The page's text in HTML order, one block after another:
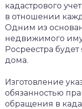
кадастрового
в отношении
Одним из
недвижимого
Росреестра
дома.
Изготовление
обязанностью
обращения в